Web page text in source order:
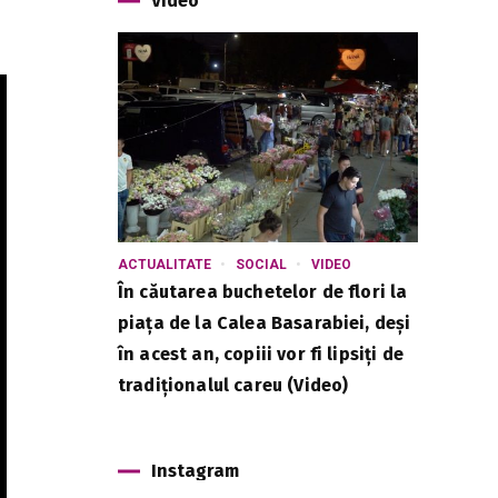
ACTUALITATE SOCIAL VIDEO
În căutarea buchetelor de flori la
piața de la Calea Basarabiei, deși
în acest an, copiii vor fi lipsiți de
tradiționalul careu (Video)
Instagram